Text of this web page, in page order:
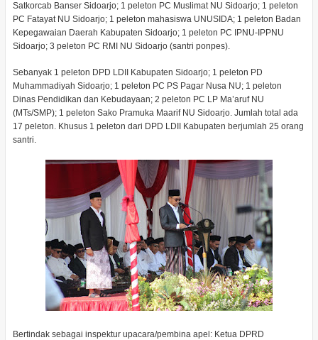
Satkorcab Banser Sidoarjo; 1 peleton PC Muslimat NU Sidoarjo; 1 peleton
PC Fatayat NU Sidoarjo; 1 peleton mahasiswa UNUSIDA; 1 peleton Badan
Kepegawaian Daerah Kabupaten Sidoarjo; 1 peleton PC IPNU-IPPNU
Sidoarjo; 3 peleton PC RMI NU Sidoarjo (santri ponpes).
Sebanyak 1 peleton DPD LDII Kabupaten Sidoarjo; 1 peleton PD
Muhammadiyah Sidoarjo; 1 peleton PC PS Pagar Nusa NU; 1 peleton
Dinas Pendidikan dan Kebudayaan; 2 peleton PC LP Ma’aruf NU
(MTs/SMP); 1 peleton Sako Pramuka Maarif NU Sidoarjo. Jumlah total ada
17 peleton. Khusus 1 peleton dari DPD LDII Kabupaten berjumlah 25 orang
santri.
Bertindak sebagai inspektur upacara/pembina apel: Ketua DPRD